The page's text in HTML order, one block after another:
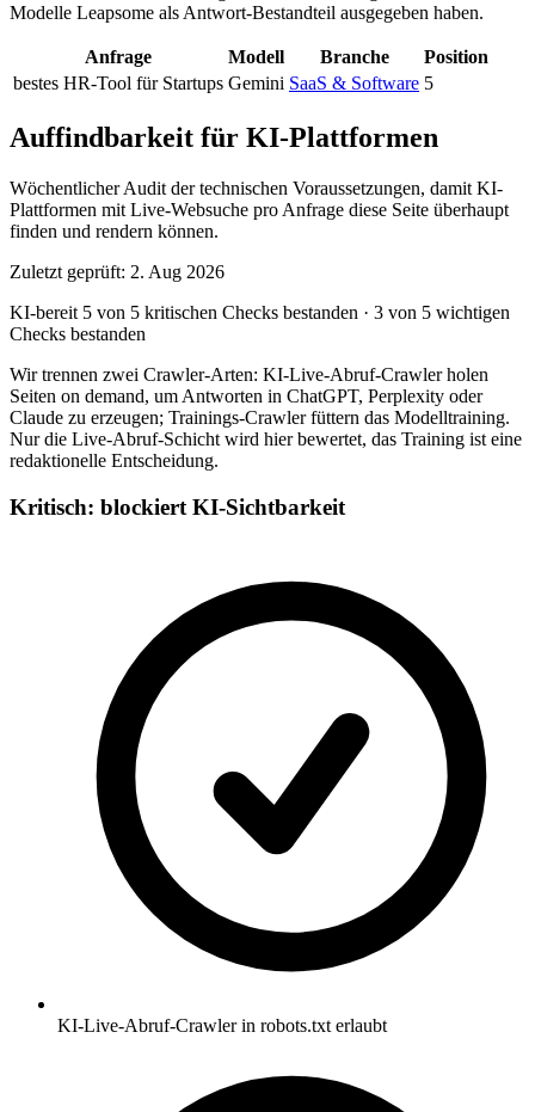
Modelle Leapsome als Antwort-Bestandteil ausgegeben haben.
Anfrage Modell Branche
Position
bestes HR-Tool für Startups Gemini SaaS & Software 5
Auffindbarkeit für KI-Plattformen
Wöchentlicher Audit der technischen Voraussetzungen, damit KI-
Plattformen mit Live-Websuche pro Anfrage diese Seite überhaupt
finden und rendern können.
Zuletzt geprüft: 2. Aug 2026
KI-bereit 5 von 5 kritischen Checks bestanden · 3 von 5 wichtigen
Checks bestanden
Wir trennen zwei Crawler-Arten: KI-Live-Abruf-Crawler holen
Seiten on demand, um Antworten in ChatGPT, Perplexity oder
Claude zu erzeugen; Trainings-Crawler füttern das Modelltraining.
Nur die Live-Abruf-Schicht wird hier bewertet, das Training ist eine
redaktionelle Entscheidung.
Kritisch: blockiert KI-Sichtbarkeit
KI-Live-Abruf-Crawler in robots.txt erlaubt